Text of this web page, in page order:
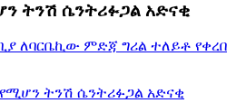
ትንሽ ሴንትሪፉጋል አድናቂ